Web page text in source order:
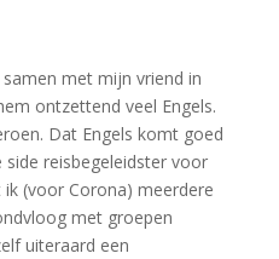
met mijn vriend in
ontzettend veel Engels.
Dat Engels komt goed
reisbegeleidster voor
(voor Corona) meerdere
met groepen
uiteraard een